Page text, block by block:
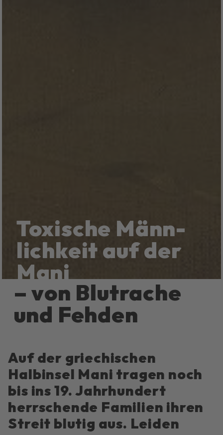
Toxische Männ­
lich­keit auf der
Mani
– von Blut­rache
und Fehden
Auf der griechischen
Halbinsel Mani tragen noch
bis ins 19. Jahrhundert
herrschende Familien ihren
Streit blutig aus. Leiden